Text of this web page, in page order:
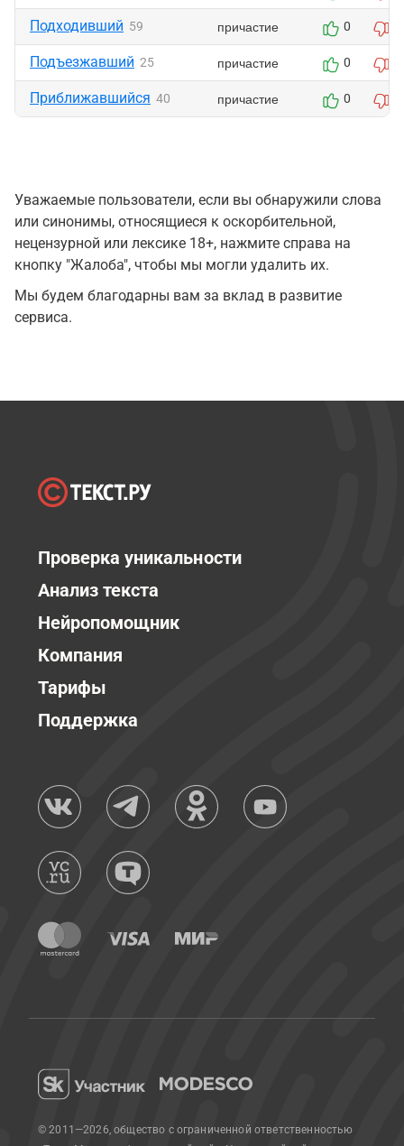
Подходивший 59 причастие 0
Подъезжавший 25 причастие 0
Приближавшийся 40 причастие 0
Уважаемые пользователи, если вы обнаружили слова
или синонимы, относящиеся к оскорбительной,
нецензурной или лексике 18+, нажмите справа на
кнопку "Жалоба", чтобы мы могли удалить их.
Мы будем благодарны вам за вклад в развитие
сервиса.
Проверка уникальности
Анализ текста
Нейропомощник
Компания
Тарифы
Поддержка
© 2011—2026, общество с ограниченной ответственностью